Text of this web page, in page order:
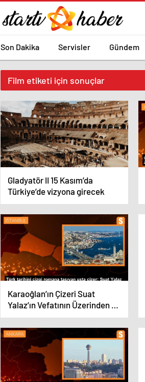
Son Dakika Servisler Gündem
Film etiketi için sonuçlar
Gladyatör II 15 Kasım’da
Türkiye’de vizyona girecek
Karaoğlan’ın Çizeri Suat
Yalaz’ın Vefatının Üzerinden 4
Yıl Geçti